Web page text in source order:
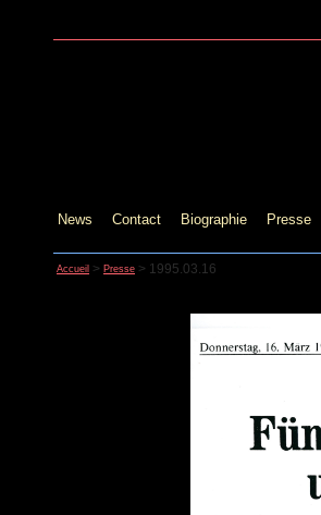
News Contact Biographie Presse
Accueil > Presse > 1995.03.16